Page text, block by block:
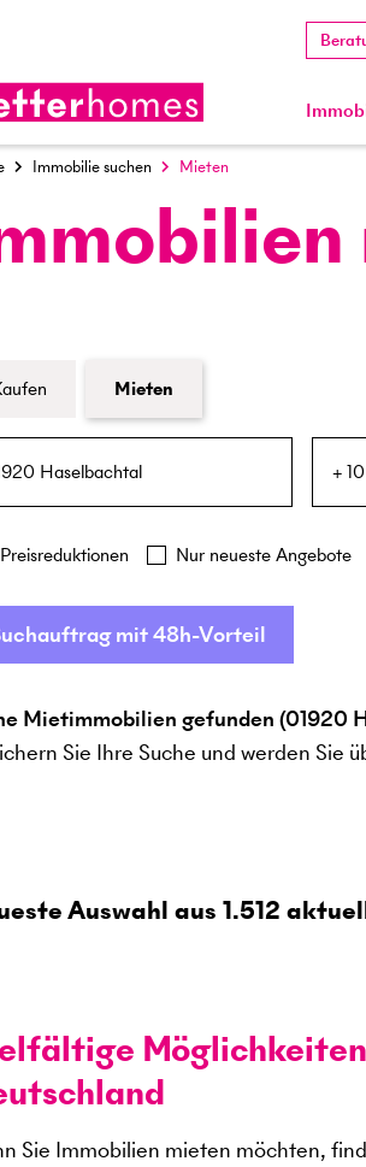
Immobilie suchen Mieten
Immobiliensuche
Mieten
Preisreduktionen Nur neueste Angebote
mit 48h-Vorteil
Mietimmobilien gefunden (01920
Sie Ihre Suche und werden
Auswahl aus 1.512
Sie Immobilien mieten möchten,